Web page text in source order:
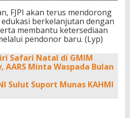
FJPI akan terus mendorong
berkelanjutan dengan
membantu ketersediaan
pendonor baru. (Lyp)
Safari Natal di GMIM
Minta Waspada Bulan
Sulut Suport Munas KAHMI